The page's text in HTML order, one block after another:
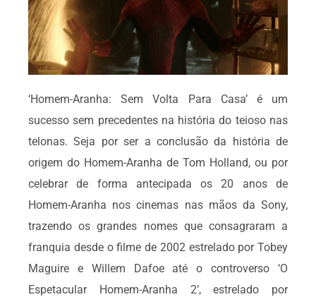
‘Homem-Aranha: Sem Volta Para Casa’ é um
sucesso sem precedentes na história do teioso nas
telonas. Seja por ser a conclusão da história de
origem do Homem-Aranha de Tom Holland, ou por
celebrar de forma antecipada os 20 anos de
Homem-Aranha nos cinemas nas mãos da Sony,
trazendo os grandes nomes que consagraram a
franquia desde o filme de 2002 estrelado por Tobey
Maguire e Willem Dafoe até o controverso ‘O
Espetacular Homem-Aranha 2’, estrelado por